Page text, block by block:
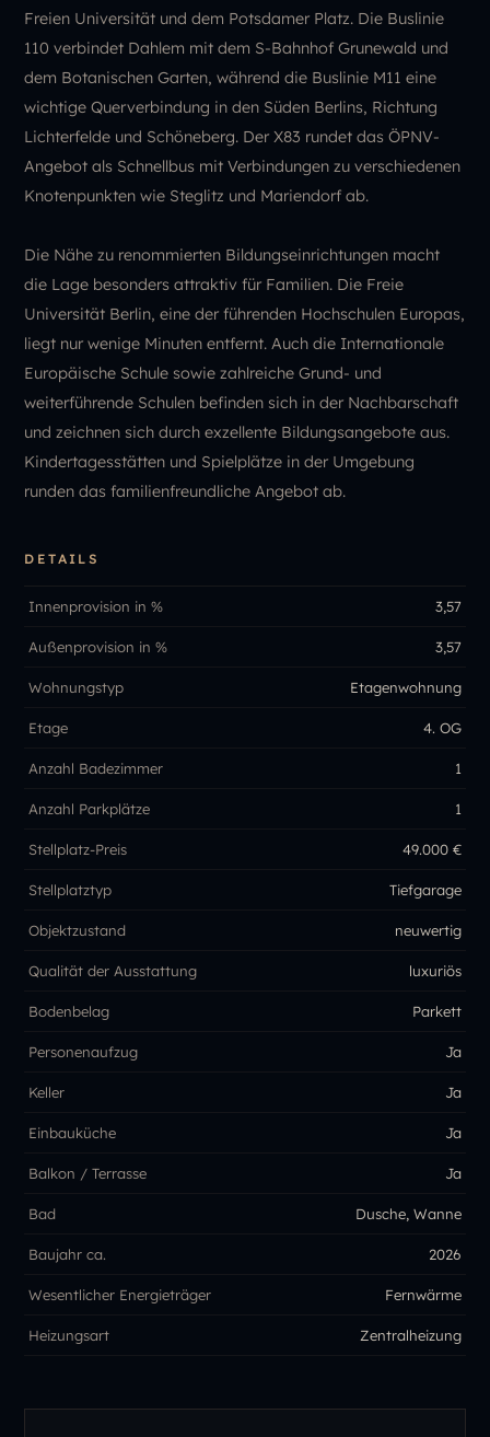
Freien Universität und dem Potsdamer Platz. Die Buslinie
110 verbindet Dahlem mit dem S-Bahnhof Grunewald und
dem Botanischen Garten, während die Buslinie M11 eine
wichtige Querverbindung in den Süden Berlins, Richtung
Lichterfelde und Schöneberg. Der X83 rundet das ÖPNV-
Angebot als Schnellbus mit Verbindungen zu verschiedenen
Knotenpunkten wie Steglitz und Mariendorf ab.
Die Nähe zu renommierten Bildungseinrichtungen macht
die Lage besonders attraktiv für Familien. Die Freie
Universität Berlin, eine der führenden Hochschulen Europas,
liegt nur wenige Minuten entfernt. Auch die Internationale
Europäische Schule sowie zahlreiche Grund- und
weiterführende Schulen befinden sich in der Nachbarschaft
und zeichnen sich durch exzellente Bildungsangebote aus.
Kindertagesstätten und Spielplätze in der Umgebung
runden das familienfreundliche Angebot ab.
DETAILS
Innenprovision in % 3,57
Außenprovision in % 3,57
Wohnungstyp Etagenwohnung
Etage 4. OG
Anzahl Badezimmer 1
Anzahl Parkplätze 1
Stellplatz-Preis 49.000 €
Stellplatztyp Tiefgarage
Objektzustand neuwertig
Qualität der Ausstattung luxuriös
Bodenbelag Parkett
Personenaufzug Ja
Keller Ja
Einbauküche Ja
Balkon / Terrasse Ja
Bad Dusche, Wanne
Baujahr ca. 2026
Wesentlicher Energieträger Fernwärme
Heizungsart Zentralheizung